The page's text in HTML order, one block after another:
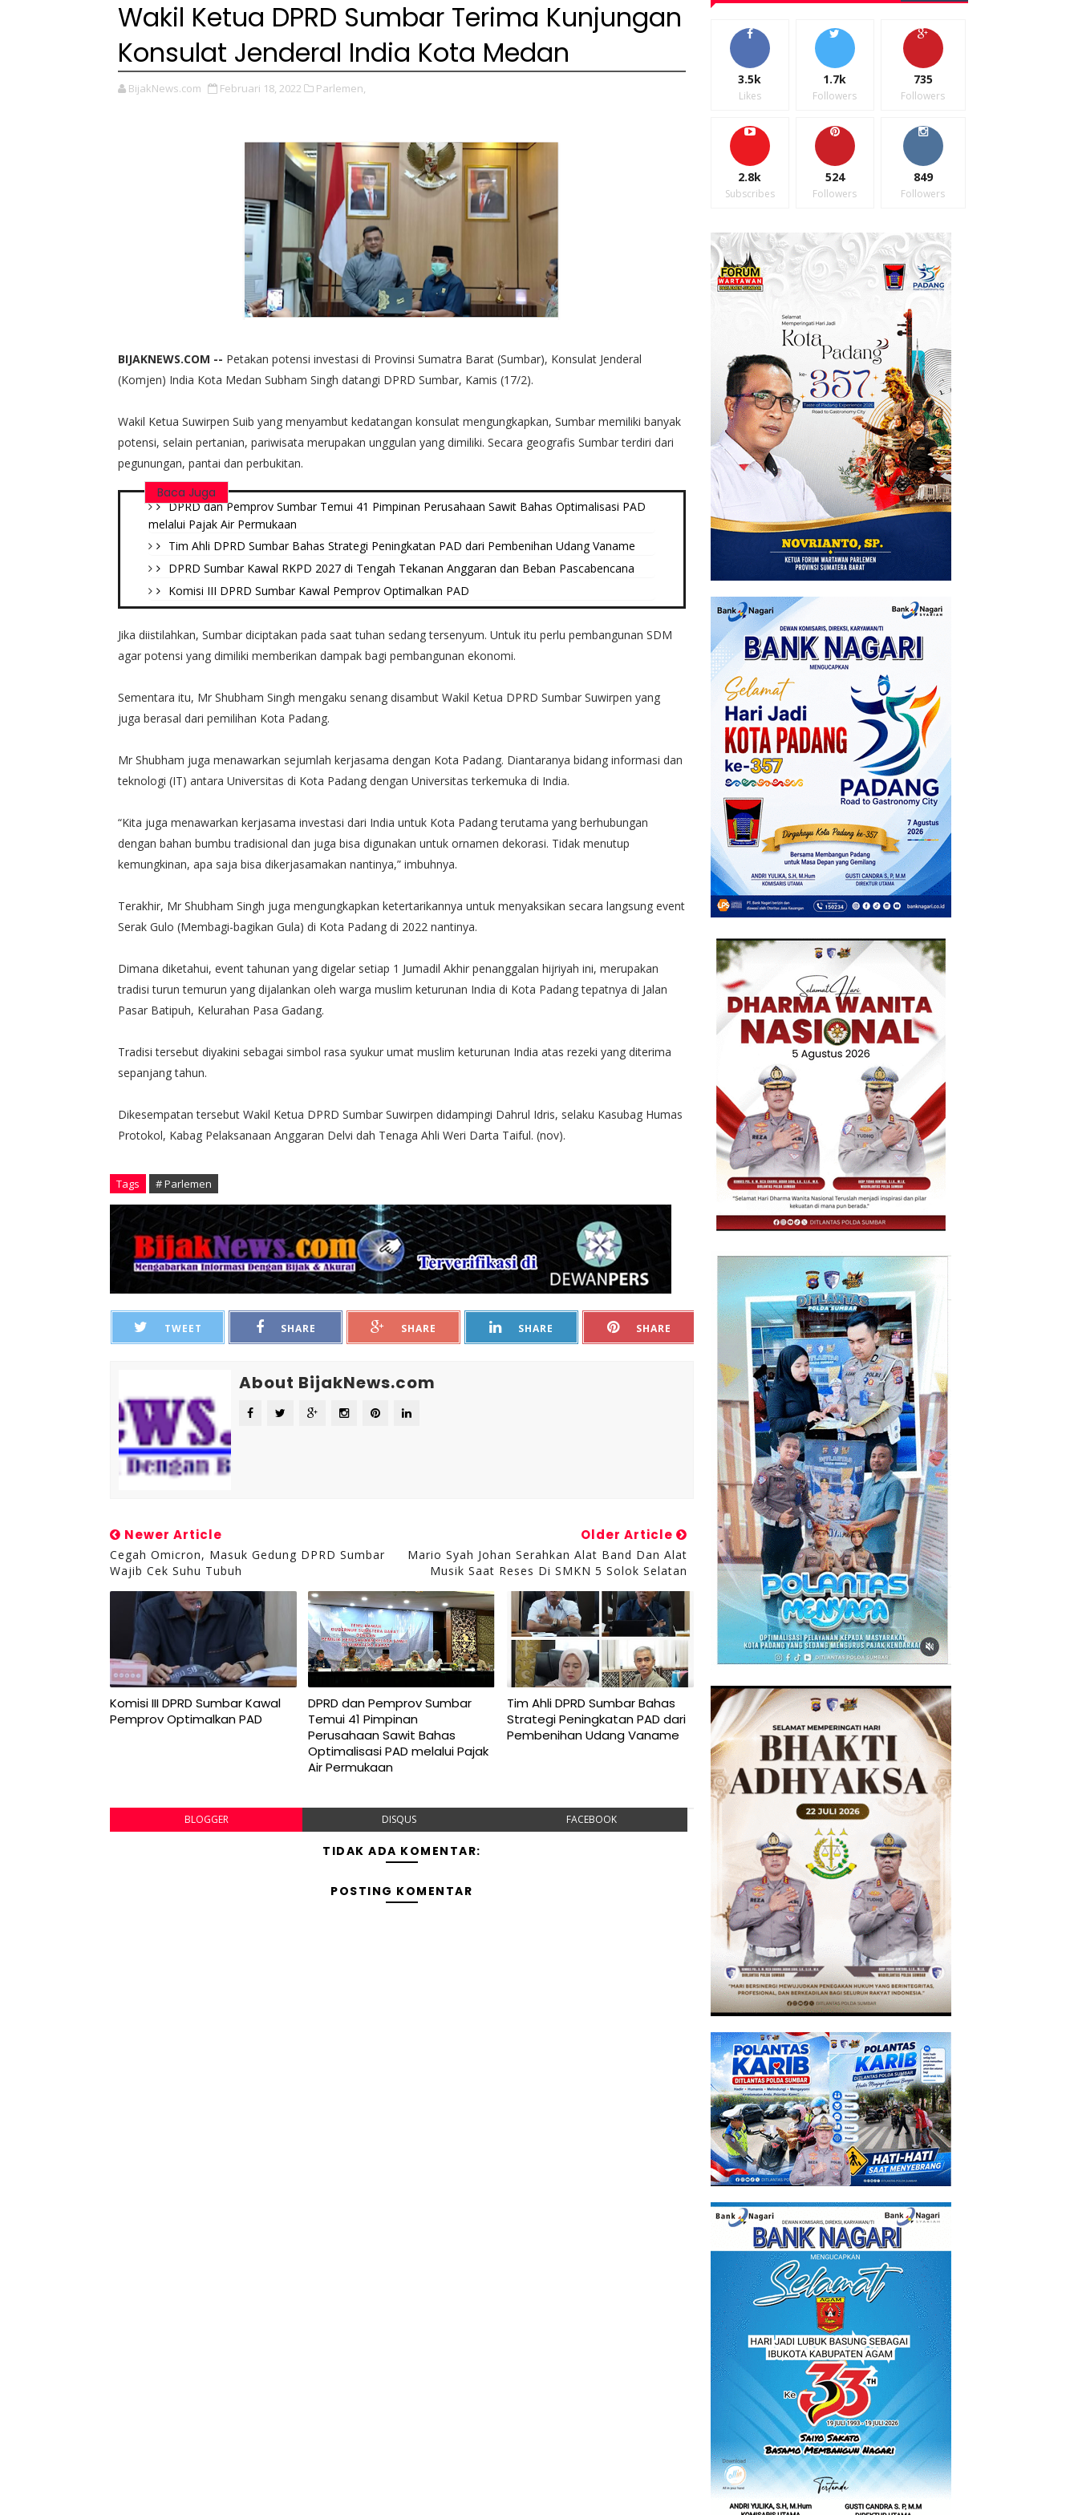
Wakil Ketua DPRD Sumbar Terima Kunjungan
Konsulat Jenderal India Kota Medan
BijakNews.com Februari 18, 2022 Parlemen,
BIJAKNEWS.COM -- Petakan potensi investasi di Provinsi Sumatra Barat (Sumbar), Konsulat Jenderal
(Komjen) India Kota Medan Subham Singh datangi DPRD Sumbar, Kamis (17/2).
Wakil Ketua Suwirpen Suib yang menyambut kedatangan konsulat mengungkapkan, Sumbar memiliki banyak
potensi, selain pertanian, pariwisata merupakan unggulan yang dimiliki. Secara geografis Sumbar terdiri dari
pegunungan, pantai dan perbukitan.
Baca Juga
DPRD dan Pemprov Sumbar Temui 41 Pimpinan Perusahaan Sawit Bahas Optimalisasi PAD
melalui Pajak Air Permukaan
Tim Ahli DPRD Sumbar Bahas Strategi Peningkatan PAD dari Pembenihan Udang Vaname
DPRD Sumbar Kawal RKPD 2027 di Tengah Tekanan Anggaran dan Beban Pascabencana
Komisi III DPRD Sumbar Kawal Pemprov Optimalkan PAD
Jika diistilahkan, Sumbar diciptakan pada saat tuhan sedang tersenyum. Untuk itu perlu pembangunan SDM
agar potensi yang dimiliki memberikan dampak bagi pembangunan ekonomi.
Sementara itu, Mr Shubham Singh mengaku senang disambut Wakil Ketua DPRD Sumbar Suwirpen yang
juga berasal dari pemilihan Kota Padang.
Mr Shubham juga menawarkan sejumlah kerjasama dengan Kota Padang. Diantaranya bidang informasi dan
teknologi (IT) antara Universitas di Kota Padang dengan Universitas terkemuka di India.
“Kita juga menawarkan kerjasama investasi dari India untuk Kota Padang terutama yang berhubungan
dengan bahan bumbu tradisional dan juga bisa digunakan untuk ornamen dekorasi. Tidak menutup
kemungkinan, apa saja bisa dikerjasamakan nantinya,” imbuhnya.
Terakhir, Mr Shubham Singh juga mengungkapkan ketertarikannya untuk menyaksikan secara langsung event
Serak Gulo (Membagi-bagikan Gula) di Kota Padang di 2022 nantinya.
Dimana diketahui, event tahunan yang digelar setiap 1 Jumadil Akhir penanggalan hijriyah ini, merupakan
tradisi turun temurun yang dijalankan oleh warga muslim keturunan India di Kota Padang tepatnya di Jalan
Pasar Batipuh, Kelurahan Pasa Gadang.
Tradisi tersebut diyakini sebagai simbol rasa syukur umat muslim keturunan India atas rezeki yang diterima
sepanjang tahun.
Dikesempatan tersebut Wakil Ketua DPRD Sumbar Suwirpen didampingi Dahrul Idris, selaku Kasubag Humas
Protokol, Kabag Pelaksanaan Anggaran Delvi dah Tenaga Ahli Weri Darta Taiful. (nov).
Tags # Parlemen
TWEET SHARE SHARE SHARE SHARE
About BijakNews.com
Newer Article
Cegah Omicron, Masuk Gedung DPRD Sumbar
Wajib Cek Suhu Tubuh
Older Article
Mario Syah Johan Serahkan Alat Band Dan Alat
Musik Saat Reses Di SMKN 5 Solok Selatan
Komisi III DPRD Sumbar Kawal
Pemprov Optimalkan PAD
DPRD dan Pemprov Sumbar
Temui 41 Pimpinan
Perusahaan Sawit Bahas
Optimalisasi PAD melalui Pajak
Air Permukaan
Tim Ahli DPRD Sumbar Bahas
Strategi Peningkatan PAD dari
Pembenihan Udang Vaname
BLOGGER DISQUS FACEBOOK
TIDAK ADA KOMENTAR:
POSTING KOMENTAR
3.5k
Likes
1.7k
Followers
735
Followers
2.8k
Subscribes
524
Followers
849
Followers